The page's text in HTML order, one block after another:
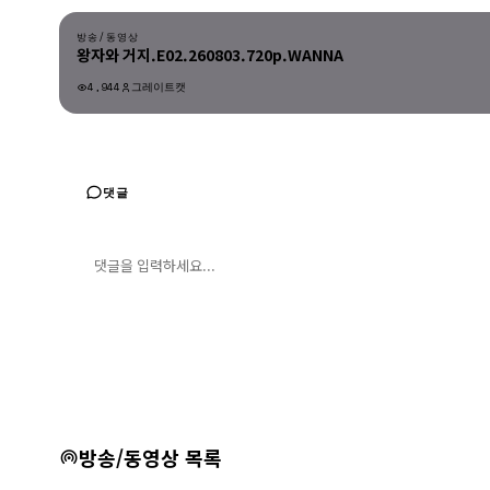
방송/동영상
왕자와 거지.E02.260803.720p.WANNA
4,944 그레이트캣
방송/동영상
댓글
방송/동영상 목록